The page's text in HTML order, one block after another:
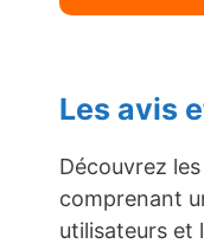
Les avis
Découvrez
comprenant
utilisateurs et